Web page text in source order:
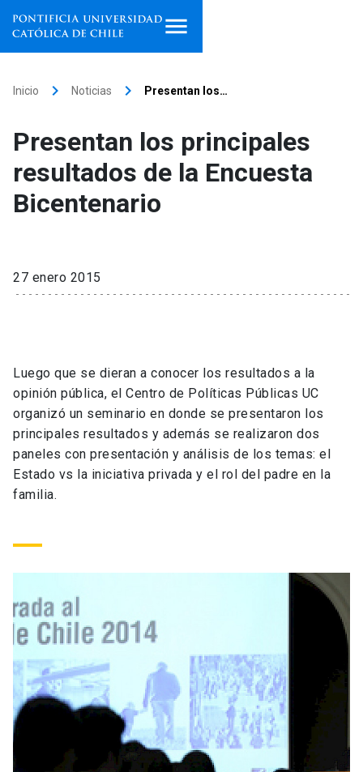
Facultades, escuelas e
institutos
Investigación
Extensión
Universidad
Información para keyboard_arrow_down
Futuros estudiantes
Estudiantes
Personal
Alumni
Vecinos launch
Go to english site launch
ACCESOS DIRECTOS
Correo UC
Mi Portal UC launch
Medios Biblioteca launch
Donaciones launch
Inicio keyboard_arrow_right Noticias keyboard_arrow_right Presentan los…
Presentan los principales
resultados de la Encuesta
Bicentenario
27 enero 2015
Luego que se dieran a conocer los resultados a la
opinión pública, el Centro de Políticas Públicas UC
organizó un seminario en donde se presentaron los
principales resultados y además se realizaron dos
paneles con presentación y análisis de los temas: el
Estado vs la iniciativa privada y el rol del padre en la
familia.